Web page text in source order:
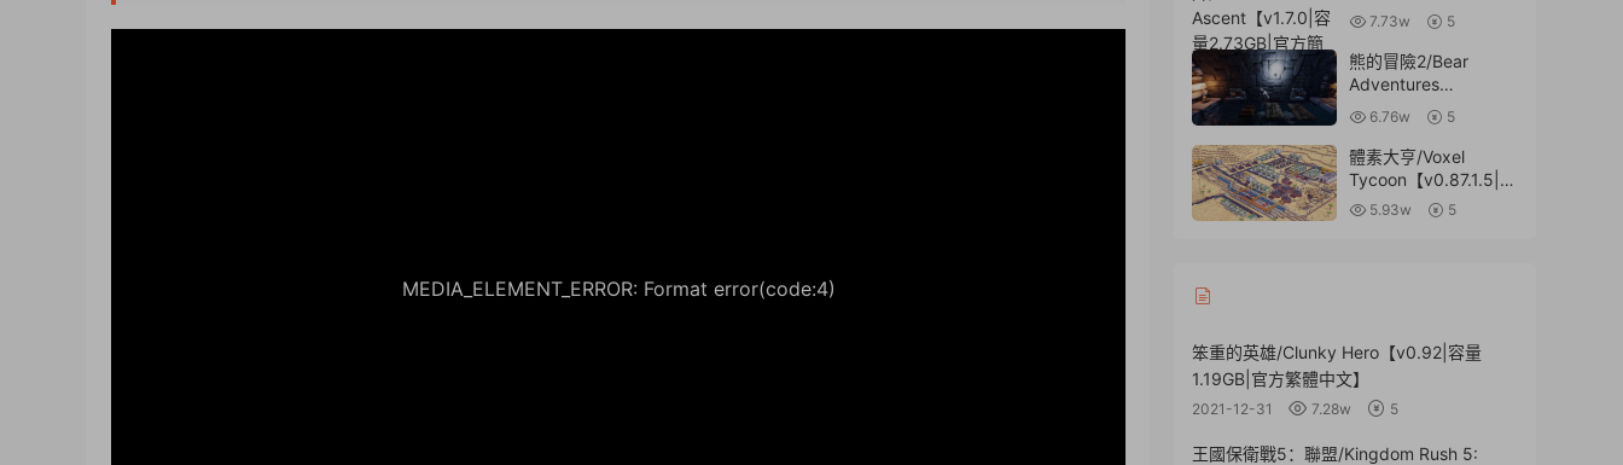
MEDIA_ELEMENT_ERROR: Format error(code:4)
Ascent【v1.7.0|容量
2.73GB|官方簡體中
文】
7.73w 5
熊的冒險2/Bear
Adventures
2【v20211222|容量
7.01GB|官方簡體中
文】
6.76w 5
體素大亨/Voxel
Tycoon【v0.87.1.5|容
量446MB|官方簡體中
5.93w 5
笨重的英雄/Clunky Hero【v0.92|容量
1.19GB|官方繁體中文】
2021-12-31 7.28w 5
王國保衛戰5：聯盟/Kingdom Rush 5: